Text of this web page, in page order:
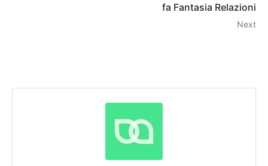
fa Fantasia Relazioni
Next